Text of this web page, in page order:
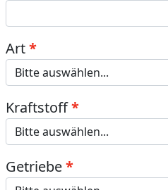
Art
Kraftstoff
Getriebe